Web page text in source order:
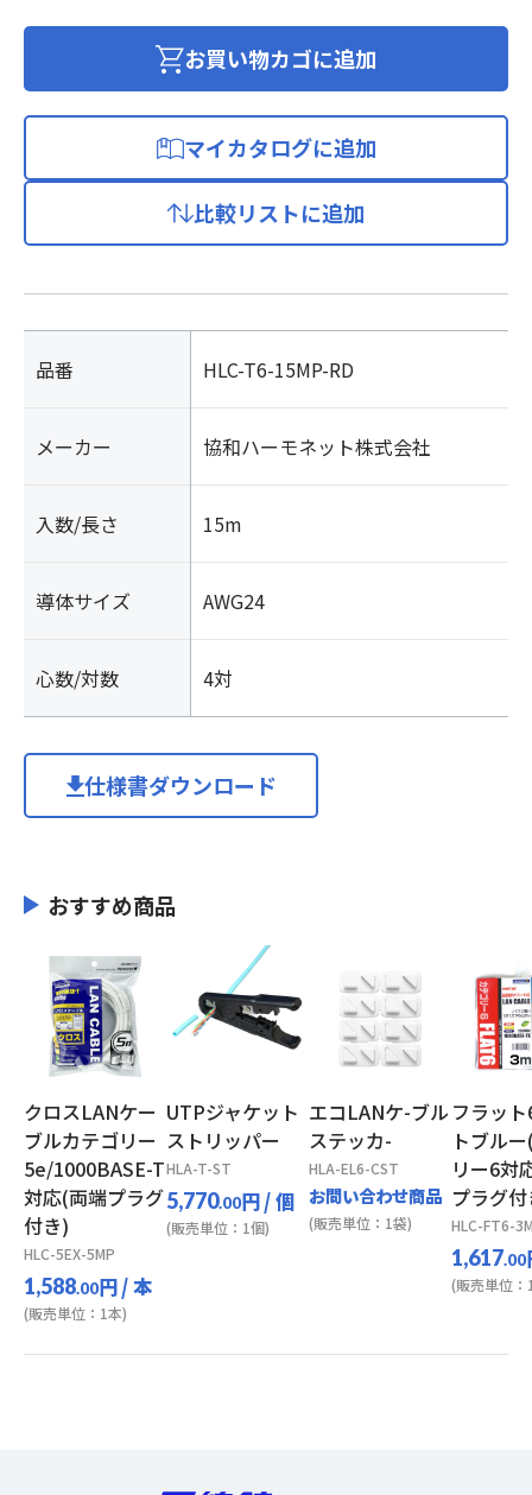
ブ
ー
TX
(両
端
グ
個
お買い物カゴに追加
マイカタログに追加
比較リストに追加
品番 HLC-T6-15MP-RD
メーカー 協和ハーモネット株式会社
入数/長さ 15m
導体サイズ AWG24
心数/対数 4対
仕様書ダウンロード
おすすめ商品
クロスLANケー
ブルカテゴリー
5e/1000BASE-T
対応(両端プラグ
付き)
HLC-5EX-5MP
1,588.00円/ 本
(販売単位：1本)
UTPジャケット
ストリッパー
HLA-T-ST
5,770.00円/ 個
(販売単位：1個)
エコLANケ-ブル
ステッカ-
HLA-EL6-CST
お問い合わせ商品
(販売単位：1袋)
フラッ
トブル
リー6対
プラグ
HLC-FT6-
1,617.00
(販売単位：